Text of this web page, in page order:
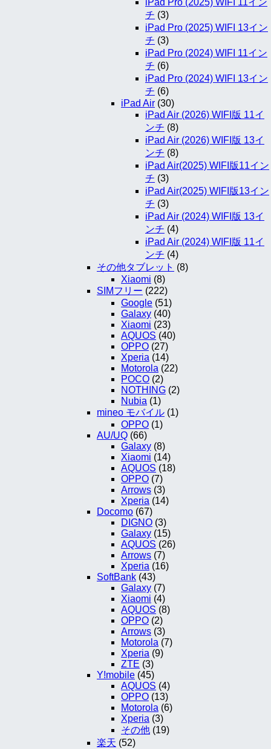
iPad Pro (2025) WIFI 11イン
チ (3)
iPad Pro (2025) WIFI 13イン
チ (3)
iPad Pro (2024) WIFI 11イン
チ (6)
iPad Pro (2024) WIFI 13イン
チ (6)
iPad Air (30)
iPad Air (2026) WIFI版 11イ
ンチ (8)
iPad Air (2026) WIFI版 13イ
ンチ (8)
iPad Air(2025) WIFI版11イン
チ (3)
iPad Air(2025) WIFI版13イン
チ (3)
iPad Air (2024) WIFI版 13イ
ンチ (4)
iPad Air (2024) WIFI版 11イ
ンチ (4)
その他タブレット (8)
Xiaomi (8)
SIMフリー (222)
Google (51)
Galaxy (40)
Xiaomi (23)
AQUOS (40)
OPPO (27)
Xperia (14)
Motorola (22)
POCO (2)
NOTHING (2)
Nubia (1)
mineo モバイル (1)
OPPO (1)
AU/UQ (66)
Galaxy (8)
Xiaomi (14)
AQUOS (18)
OPPO (7)
Arrows (3)
Xperia (14)
Docomo (67)
DIGNO (3)
Galaxy (15)
AQUOS (26)
Arrows (7)
Xperia (16)
SoftBank (43)
Galaxy (7)
Xiaomi (4)
AQUOS (8)
OPPO (2)
Arrows (3)
Motorola (7)
Xperia (9)
ZTE (3)
Y!mobile (45)
AQUOS (4)
OPPO (13)
Motorola (6)
Xperia (3)
その他 (19)
楽天 (52)